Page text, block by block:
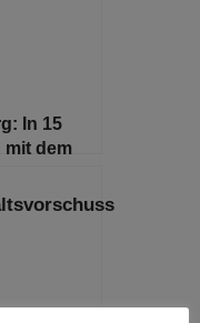
In 15
mit dem
Altona